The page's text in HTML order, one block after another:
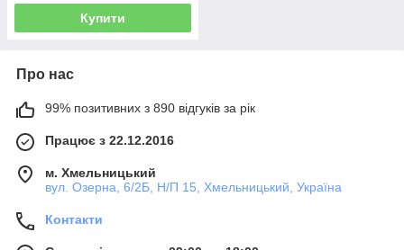
Купити
Про нас
99% позитивних з 890 відгуків за рік
Працює з 22.12.2016
м. Хмельницький
вул. Озерна, 6/2Б, Н/П 15, Хмельницький, Україна
Контакти